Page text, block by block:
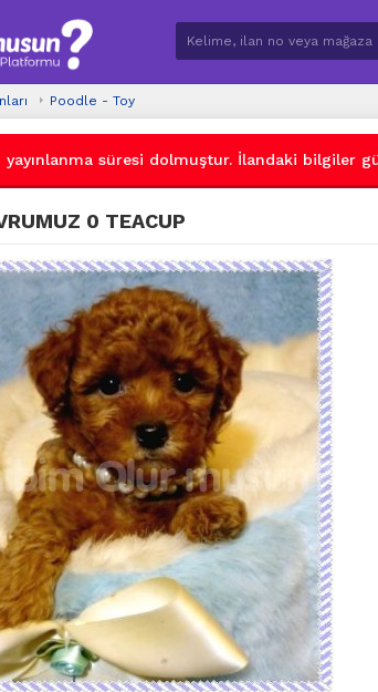
Poodle - Toy
yayınlanma süresi dolmuştur. İlandaki bilgiler
0 TEACUP